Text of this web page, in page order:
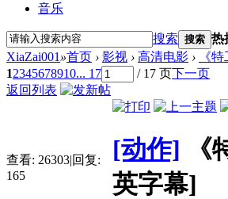
音乐
搜索 搜索 热
XiaZai001 »首页 › 影视 › 高清电影 ›
《
12345678910... 17 / 17 页下一页
返回列表
查看: 26303|回复:
165
[动作]
英字幕]